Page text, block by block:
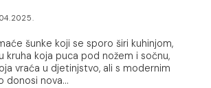
šunke koji se sporo širi kuhinjom,
kruha koja puca pod nožem i sočnu,
vraća u djetinjstvo, ali s modernim
donosi nova...